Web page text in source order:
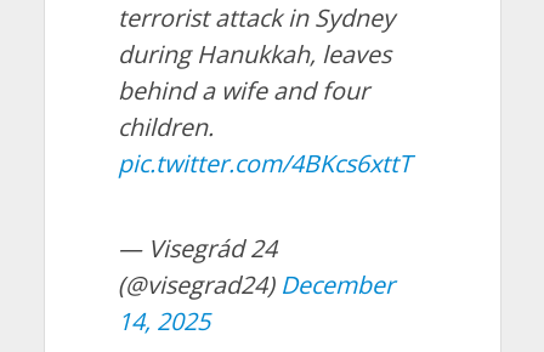
terrorist attack in Sydney
during Hanukkah, leaves
behind a wife and four
children.
pic.twitter.com/4BKcs6xttT
— Visegrád 24
(@visegrad24) December
14, 2025